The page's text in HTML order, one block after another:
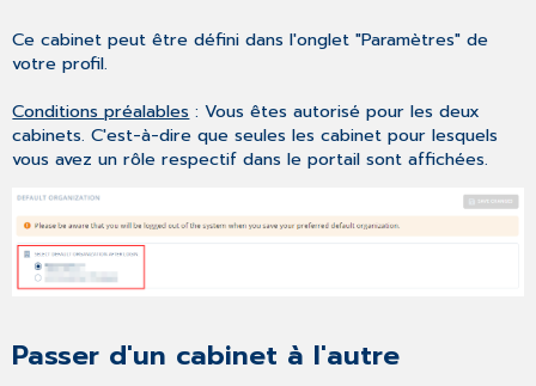
Ce cabinet peut être défini dans l'onglet "Paramètres" de
votre profil.
Conditions préalables : Vous êtes autorisé pour les deux
cabinets. C'est-à-dire que seules les cabinet pour lesquels
vous avez un rôle respectif dans le portail sont affichées.
Passer d'un cabinet à l'autre